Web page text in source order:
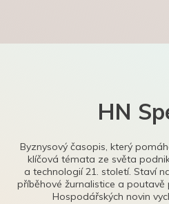
HN
Byznysový časopis, který
klíčová témata ze světa
a technologií 21. století. Staví
příběhové žurnalistice a
Hospodářských novin